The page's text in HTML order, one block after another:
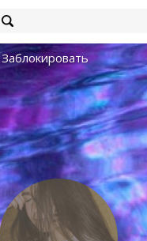
Заблокировать